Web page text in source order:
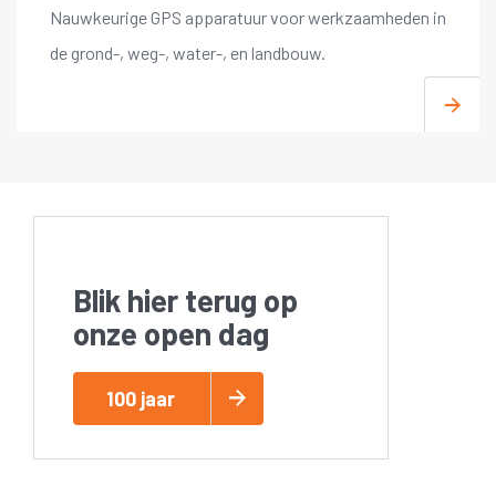
Nauwkeurige GPS apparatuur voor werkzaamheden in
de grond-, weg-, water-, en landbouw.
Blik hier terug op
onze open dag
100 jaar